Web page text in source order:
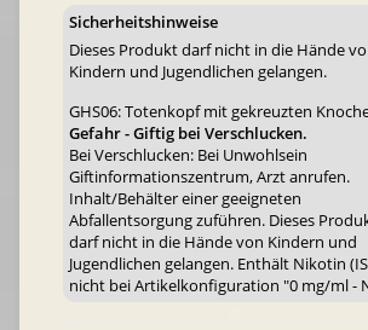
Sicherheitshinweise
Dieses Produkt darf nicht in die Hände
Kindern und Jugendlichen gelangen.
GHS06: Totenkopf mit gekreuzten
Gefahr - Giftig bei Verschlucken.
Bei Verschlucken: Bei Unwohlsein
Giftinformationszentrum, Arzt anrufen.
Inhalt/Behälter einer geeigneten
Abfallentsorgung zuführen. Dieses
darf nicht in die Hände von Kindern und
Jugendlichen gelangen. Enthält Nikotin
nicht bei Artikelkonfiguration "0 mg/ml -